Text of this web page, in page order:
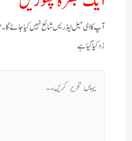
آپ کا ای میل ایڈریس شائع نہیں کیا جائے گا۔
زد کیا گیا ہے
یہاں
تحریر